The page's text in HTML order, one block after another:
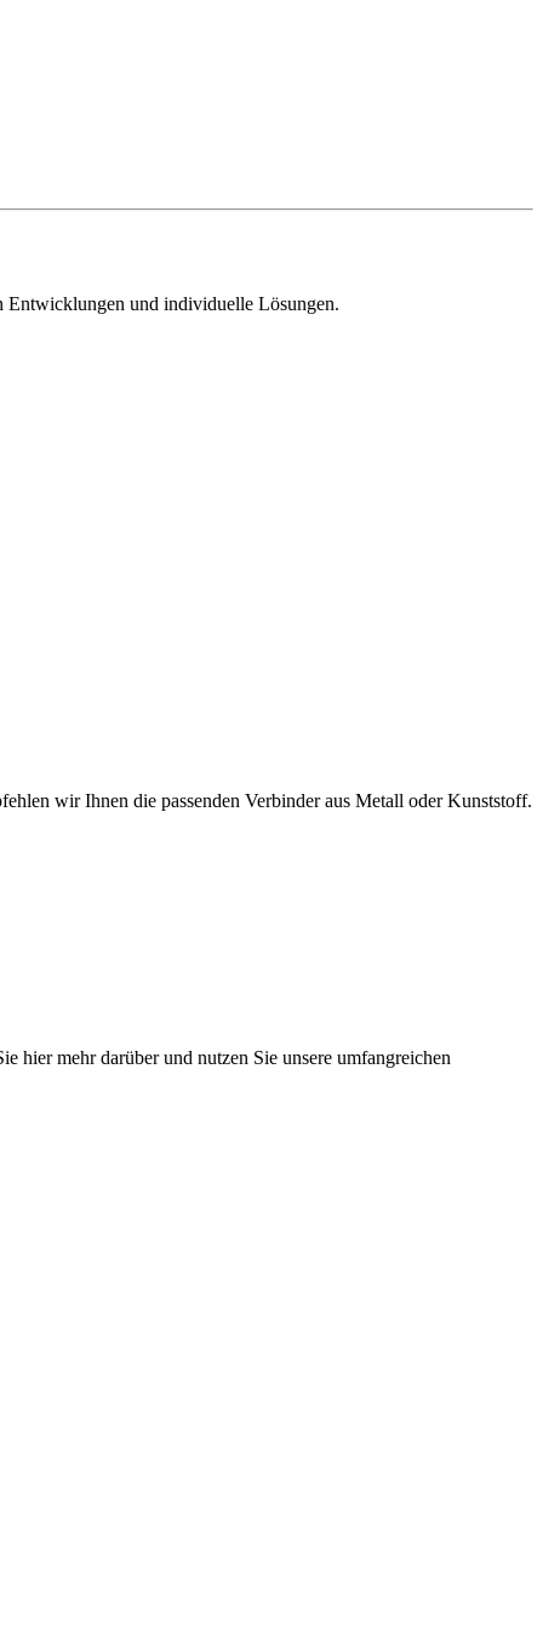
Entwicklungen und individuelle Lösungen.
wir Ihnen die passenden Verbinder aus Metall oder Kunststoff.
hier mehr darüber und nutzen Sie unsere umfangreichen